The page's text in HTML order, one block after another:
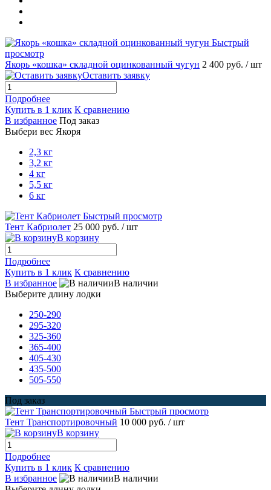
Быстрый
просмотр
Якорь «кошка» складной оцинкованный чугун 2 400 руб. / шт
Оставить заявку
Подробнее
Купить в 1 клик К сравнению
В избранное Под заказ
Выбери вес Якоря
2,3 кг
3,2 кг
4 кг
5,5 кг
6 кг
Быстрый просмотр
Тент Кабриолет 25 000 руб. / шт
В корзину
Подробнее
Купить в 1 клик К сравнению
В избранное
В наличии
Выберите длину лодки
250-290
295-320
325-360
365-400
405-430
435-500
505-550
Под заказ
Быстрый просмотр
Тент Транспортировочный 10 000 руб. / шт
В корзину
Подробнее
Купить в 1 клик К сравнению
В избранное
В наличии